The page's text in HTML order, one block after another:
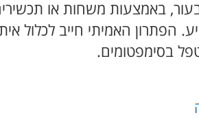
בעור, באמצעות משחות או
הפתרון האמיתי חייב לכלול
בסימפטומים.